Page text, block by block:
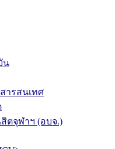
น
ารสนเทศ
ตจุฬาฯ (อบจ.)